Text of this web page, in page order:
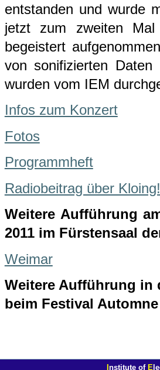
entstanden und wurde
jetzt zum zweiten
begeistert
von sonifizierten
wurden vom IEM
Infos zum Konzert
Fotos
Programmheft
Radiobeitrag über
Weitere Aufführung
2011 im Fürstensaal
Weimar
Weitere Aufführung in
beim Festival Automne
Institute of E